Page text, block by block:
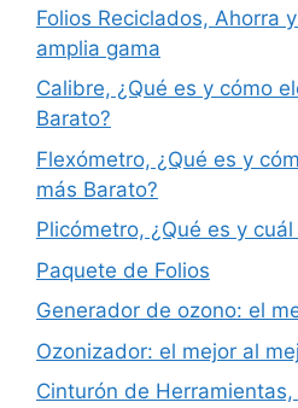
Folios Reciclados, Ahorra
amplia gama
Calibre, ¿Qué es y cómo
Barato?
Flexómetro, ¿Qué es y
más Barato?
Plicómetro, ¿Qué es y
Paquete de Folios
Generador de ozono: el
Ozonizador: el mejor al
Cinturón de